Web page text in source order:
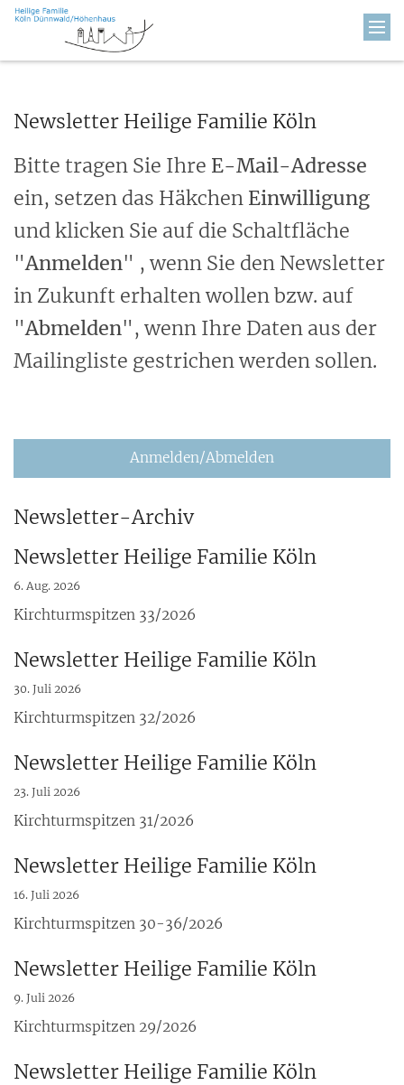
Zum Inhalt springen
Newsletter Heilige Familie Köln
Bitte tragen Sie Ihre E-Mail-Adresse
ein, setzen das Häkchen Einwilligung
und klicken Sie auf die Schaltfläche
"Anmelden" , wenn Sie den Newsletter
in Zukunft erhalten wollen bzw. auf
"Abmelden", wenn Ihre Daten aus der
Mailingliste gestrichen werden sollen.
Anmelden/Abmelden
Newsletter-Archiv
Newsletter Heilige Familie Köln
6. Aug. 2026
Kirchturmspitzen 33/2026
Newsletter Heilige Familie Köln
30. Juli 2026
Kirchturmspitzen 32/2026
Newsletter Heilige Familie Köln
23. Juli 2026
Kirchturmspitzen 31/2026
Newsletter Heilige Familie Köln
16. Juli 2026
Kirchturmspitzen 30-36/2026
Newsletter Heilige Familie Köln
9. Juli 2026
Kirchturmspitzen 29/2026
Newsletter Heilige Familie Köln